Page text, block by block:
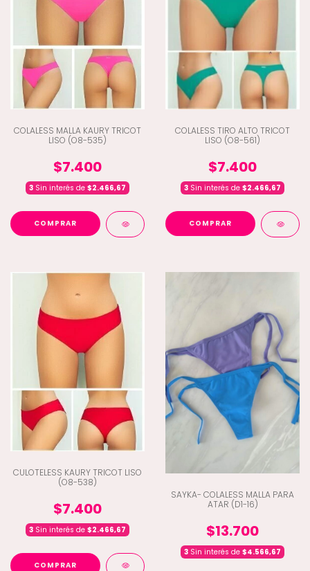
COLALESS MALLA KAURY TRICOT
LISO (O8-535)
$7.400
3 Sin interés de $2.466,67
COMPRAR
COLALESS TIRO ALTO TRICOT
LISO (O8-561)
$7.400
3 Sin interés de $2.466,67
COMPRAR
CULOTELESS KAURY TRICOT LISO
(O8-538)
$7.400
3 Sin interés de $2.466,67
COMPRAR
SAYKA- COLALESS MALLA PARA
ATAR (D1-16)
$13.700
3 Sin interés de $4.566,67